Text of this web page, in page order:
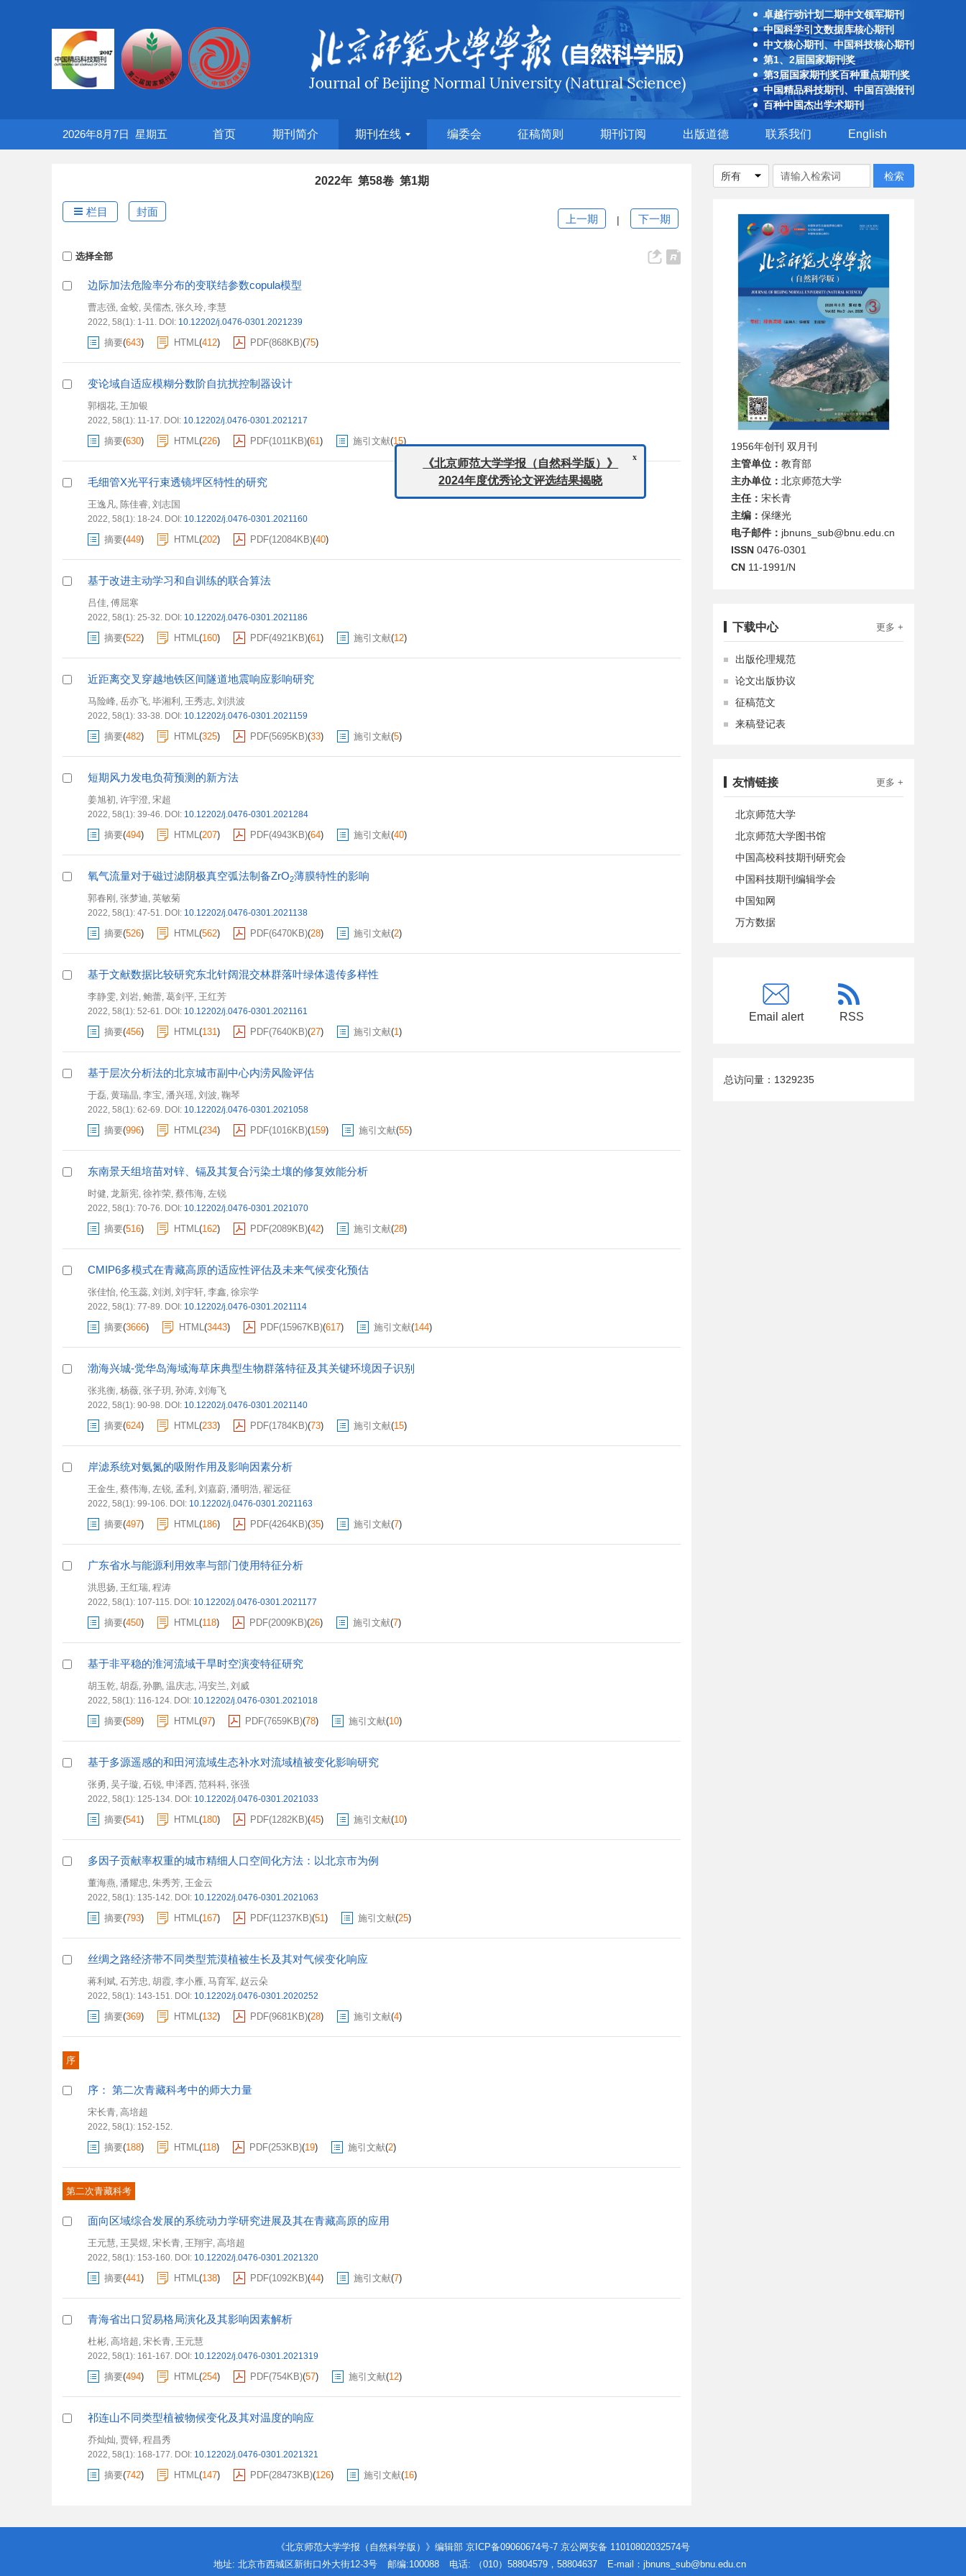
卓越行动计划二期中文领军期刊
中国科学引文数据库核心期刊
中文核心期刊、中国科技核心期刊
第1、2届国家期刊奖
第3届国家期刊奖百种重点期刊奖
中国精品科技期刊、中国百强报刊
百种中国杰出学术期刊
2026年8月7日 星期五 首页 期刊简介 期刊在线 编委会 征稿简则 期刊订阅 出版道德 联系我们 English
2022年 第58卷 第1期
栏目 封面
上一期 | 下一期
选择全部
边际加法危险率分布的变联结参数copula模型
曹志强, 金蛟, 吴儒杰, 张久玲, 李慧
2022, 58(1): 1-11. DOI: 10.12202/j.0476-0301.2021239
摘要(643) HTML(412) PDF(868KB)(75)
变论域自适应模糊分数阶自抗扰控制器设计
郭栶花, 王加银
2022, 58(1): 11-17. DOI: 10.12202/j.0476-0301.2021217
摘要(630) HTML(226) PDF(1011KB)(61) 施引文献(15)
毛细管X光平行束透镜坪区特性的研究
王逸凡, 陈佳睿, 刘志国
2022, 58(1): 18-24. DOI: 10.12202/j.0476-0301.2021160
摘要(449) HTML(202) PDF(12084KB)(40)
基于改进主动学习和自训练的联合算法
吕佳, 傅屈寒
2022, 58(1): 25-32. DOI: 10.12202/j.0476-0301.2021186
摘要(522) HTML(160) PDF(4921KB)(61) 施引文献(12)
近距离交叉穿越地铁区间隧道地震响应影响研究
马险峰, 岳亦飞, 毕湘利 , 王秀志, 刘洪波
2022, 58(1): 33-38. DOI: 10.12202/j.0476-0301.2021159
摘要(482) HTML(325) PDF(5695KB)(33) 施引文献(5)
短期风力发电负荷预测的新方法
姜旭初, 许宇澄, 宋超
2022, 58(1): 39-46. DOI: 10.12202/j.0476-0301.2021284
摘要(494) HTML(207) PDF(4943KB)(64) 施引文献(40)
氧气流量对于磁过滤阴极真空弧法制备ZrO2薄膜特性的影响
郭春刚 , 张梦迪, 英敏菊
2022, 58(1): 47-51. DOI: 10.12202/j.0476-0301.2021138
摘要(526) HTML(562) PDF(6470KB)(28) 施引文献(2)
基于文献数据比较研究东北针阔混交林群落叶绿体遗传多样性
李静雯, 刘岩, 鲍蕾, 葛剑平, 王红芳
2022, 58(1): 52-61. DOI: 10.12202/j.0476-0301.2021161
摘要(456) HTML(131) PDF(7640KB)(27) 施引文献(1)
基于层次分析法的北京城市副中心内涝风险评估
于磊, 黄瑞晶, 李宝, 潘兴瑶, 刘波, 鞠琴
2022, 58(1): 62-69. DOI: 10.12202/j.0476-0301.2021058
摘要(996) HTML(234) PDF(1016KB)(159) 施引文献(55)
东南景天组培苗对锌、镉及其复合污染土壤的修复效能分析
时健, 龙新宪, 徐祚荣, 蔡伟海, 左锐
2022, 58(1): 70-76. DOI: 10.12202/j.0476-0301.2021070
摘要(516) HTML(162) PDF(2089KB)(42) 施引文献(28)
CMIP6多模式在青藏高原的适应性评估及未来气候变化预估
张佳怡, 伦玉蕊, 刘浏 , 刘宇轩, 李鑫, 徐宗学
2022, 58(1): 77-89. DOI: 10.12202/j.0476-0301.2021114
摘要(3666) HTML(3443) PDF(15967KB)(617) 施引文献(144)
渤海兴城-觉华岛海域海草床典型生物群落特征及其关键环境因子识别
张兆衡, 杨薇, 张子玥 , 孙涛, 刘海飞
2022, 58(1): 90-98. DOI: 10.12202/j.0476-0301.2021140
摘要(624) HTML(233) PDF(1784KB)(73) 施引文献(15)
岸滤系统对氨氮的吸附作用及影响因素分析
王金生, 蔡伟海, 左锐, 孟利 , 刘嘉蔚, 潘明浩, 翟远征
2022, 58(1): 99-106. DOI: 10.12202/j.0476-0301.2021163
摘要(497) HTML(186) PDF(4264KB)(35) 施引文献(7)
广东省水与能源利用效率与部门使用特征分析
洪思扬, 王红瑞, 程涛
2022, 58(1): 107-115. DOI: 10.12202/j.0476-0301.2021177
摘要(450) HTML(118) PDF(2009KB)(26) 施引文献(7)
基于非平稳的淮河流域干旱时空演变特征研究
胡玉乾, 胡磊, 孙鹏, 温庆志, 冯安兰, 刘威
2022, 58(1): 116-124. DOI: 10.12202/j.0476-0301.2021018
摘要(589) HTML(97) PDF(7659KB)(78) 施引文献(10)
基于多源遥感的和田河流域生态补水对流域植被变化影响研究
张勇 , 吴子璇, 石锐, 申泽西, 范科科, 张强
2022, 58(1): 125-134. DOI: 10.12202/j.0476-0301.2021033
摘要(541) HTML(180) PDF(1282KB)(45) 施引文献(10)
多因子贡献率权重的城市精细人口空间化方法：以北京市为例
董海燕, 潘耀忠, 朱秀芳, 王金云
2022, 58(1): 135-142. DOI: 10.12202/j.0476-0301.2021063
摘要(793) HTML(167) PDF(11237KB)(51) 施引文献(25)
丝绸之路经济带不同类型荒漠植被生长及其对气候变化响应
蒋利斌, 石芳忠, 胡霞, 李小雁, 马育军, 赵云朵
2022, 58(1): 143-151. DOI: 10.12202/j.0476-0301.2020252
摘要(369) HTML(132) PDF(9681KB)(28) 施引文献(4)
序
序： 第二次青藏科考中的师大力量
宋长青, 高培超
2022, 58(1): 152-152.
摘要(188) HTML(118) PDF(253KB)(19) 施引文献(2)
第二次青藏科考
面向区域综合发展的系统动力学研究进展及其在青藏高原的应用
王元慧, 王昊煜, 宋长青, 王翔宇, 高培超
2022, 58(1): 153-160. DOI: 10.12202/j.0476-0301.2021320
摘要(441) HTML(138) PDF(1092KB)(44) 施引文献(7)
青海省出口贸易格局演化及其影响因素解析
杜彬, 高培超, 宋长青, 王元慧
2022, 58(1): 161-167. DOI: 10.12202/j.0476-0301.2021319
摘要(494) HTML(254) PDF(754KB)(57) 施引文献(12)
祁连山不同类型植被物候变化及其对温度的响应
乔灿灿, 贾铎, 程昌秀
2022, 58(1): 168-177. DOI: 10.12202/j.0476-0301.2021321
摘要(742) HTML(147) PDF(28473KB)(126) 施引文献(16)
1956年创刊 双月刊
主管单位： 教育部
主办单位： 北京师范大学
主任： 宋长青
主编： 保继光
电子邮件： jbnuns_sub@bnu.edu.cn
ISSN 0476-0301
CN 11-1991/N
下载中心 更多 +
出版伦理规范
论文出版协议
征稿范文
来稿登记表
友情链接 更多 +
北京师范大学
北京师范大学图书馆
中国高校科技期刊研究会
中国科技期刊编辑学会
中国知网
万方数据
Email alert RSS
总访问量： 1329235
《北京师范大学学报（自然科学版）》编辑部 京ICP备09060674号-7 京公网安备 11010802032574号
地址: 北京市西城区新街口外大街12-3号
邮编:100088 电话: （010）58804579，58804637 E-mail： jbnuns_sub@bnu.edu.cn
x
《北京师范大学学报（自然科学版）》